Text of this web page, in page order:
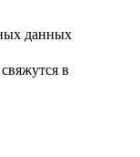
данных
в